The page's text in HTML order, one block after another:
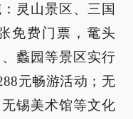
灵山景区、三国
免费门票，鼋头
蠡园等景区实行
元畅游活动；无
锡美术馆等文化